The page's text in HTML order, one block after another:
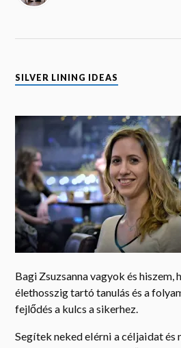
SILVER LINING IDEAS
Bagi Zsuzsanna vagyok és hiszem,
élethosszig tartó tanulás és a
fejlődés a kulcs a sikerhez.
Segítek neked elérni a céljaidat és